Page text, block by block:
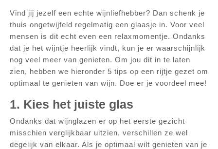
Vind jij jezelf een echte wijnliefhebber? Dan schenk je
thuis ongetwijfeld regelmatig een glaasje in. Voor veel
mensen is dit echt even een relaxmomentje. Ondanks
dat je het wijntje heerlijk vindt, kun je er waarschijnlijk
nog veel meer van genieten. Om jou dit in te laten
zien, hebben we hieronder 5 tips op een rijtje gezet om
optimaal te genieten van wijn. Doe er je voordeel mee!
1. Kies het juiste glas
Ondanks dat wijnglazen er op het eerste gezicht
misschien verglijkbaar uitzien, verschillen ze wel
degelijk van elkaar. Als je optimaal wilt genieten van je